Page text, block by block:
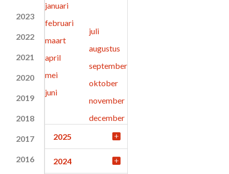
2023
2022
2021
2020
2019
2018
2017
2016
januari
februari
maart
april
mei
juni
juli
augustus
september
oktober
november
december
2025
2024